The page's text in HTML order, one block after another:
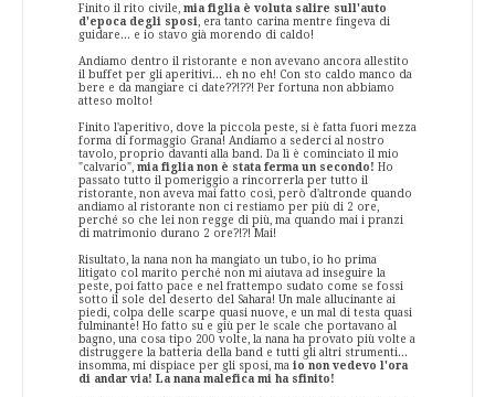
Finito il rito civile, mia figlia è voluta salire sull'auto
d'epoca degli sposi , era tanto carina mentre fingeva di
guidare... e io stavo già morendo di caldo!
Andiamo dentro il ristorante e non avevano ancora allestito
il buffet per gli aperitivi... eh no eh! Con sto caldo manco da
bere e da mangiare ci date??!??! Per fortuna non abbiamo
atteso molto!
Finito l'aperitivo, dove la piccola peste, si è fatta fuori mezza
forma di formaggio Grana! Andiamo a sederci al nostro
tavolo, proprio davanti alla band. Da lì è cominciato il mio
"calvario", mia figlia non è stata ferma un secondo! Ho
passato tutto il pomeriggio a rincorrerla per tutto il
ristorante, non aveva mai fatto così, però d'altronde quando
andiamo al ristorante non ci restiamo per più di 2 ore,
perché so che lei non regge di più, ma quando mai i pranzi
di matrimonio durano 2 ore?!?! Mai!
Risultato, la nana non ha mangiato un tubo, io ho prima
litigato col marito perché non mi aiutava ad inseguire la
peste, poi fatto pace e nel frattempo sudato come se fossi
sotto il sole del deserto del Sahara! Un male allucinante ai
piedi, colpa delle scarpe quasi nuove, e un mal di testa quasi
fulminante! Ho fatto su e giù per le scale che portavano al
bagno, una cosa tipo 200 volte, la nana ha provato più volte a
distruggere la batteria della band e tutti gli altri strumenti...
insomma, mi dispiace per gli sposi, ma io non vedevo l'ora
di andar via! La nana malefica mi ha sfinito!